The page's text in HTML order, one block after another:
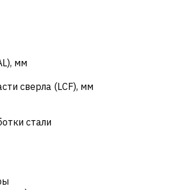
мм
сверла (LCF), мм
стали